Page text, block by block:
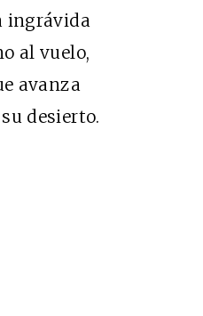
ingrávida
al vuelo,
avanza
desierto.
los márgenes